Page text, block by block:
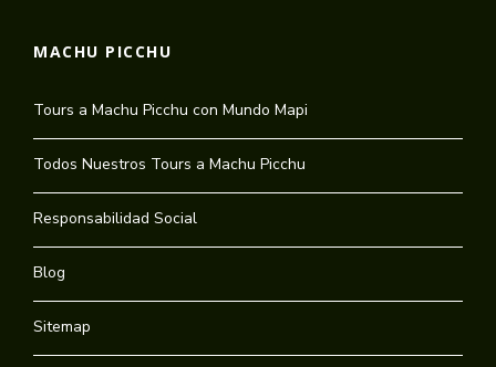
MACHU PICCHU
Tours a Machu Picchu con Mundo Mapi
Todos Nuestros Tours a Machu Picchu
Responsabilidad Social
Blog
Sitemap